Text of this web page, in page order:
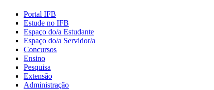
Portal IFB
Estude no IFB
Espaço do/a Estudante
Espaço do/a Servidor/a
Concursos
Ensino
Pesquisa
Extensão
Administração